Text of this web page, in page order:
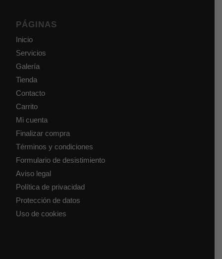
PÁGINAS
Inicio
Servicios
Galería
Tienda
Contacto
Carrito
Mi cuenta
Finalizar compra
Términos y condiciones
Formulario de desistimiento
Aviso legal
Política de privacidad
Protección de datos
Uso de cookies